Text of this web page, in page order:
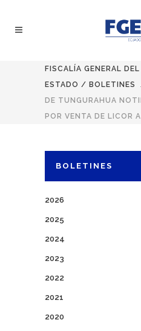
FISCALÍA GENERAL DEL
ESTADO / BOLETINES
DE TUNGURAHUA
POR VENTA DE LICOR
BOLETINES
2026
2025
2024
2023
2022
2021
2020